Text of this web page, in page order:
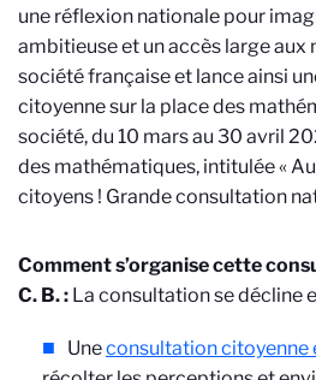
une réflexion nationale pour
ambitieuse et un accès large aux
société française et lance ainsi
citoyenne sur la place des
société, du 10 mars au 30 avril
des mathématiques, intitulée «
citoyens ! Grande consultation
Comment s’organise cette
C. B. : La consultation se décline
Uneconsultation citoyenne